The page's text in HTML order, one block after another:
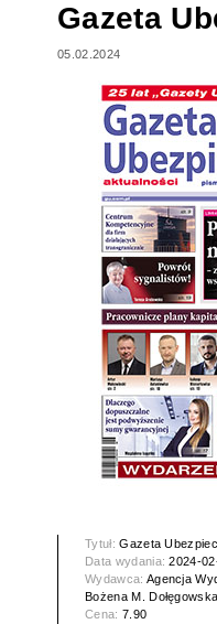
Gazeta
05.02.2024
Tytuł:Gazeta
Data wydania:2024-
Wydawca: Agencja
Bożena M.
Cena: 7.90